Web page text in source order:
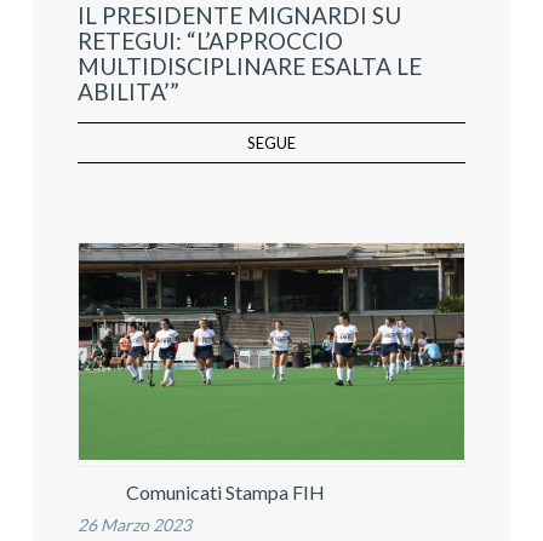
IL PRESIDENTE MIGNARDI SU
RETEGUI: “L’APPROCCIO
MULTIDISCIPLINARE ESALTA LE
ABILITA’”
SEGUE
Comunicati Stampa FIH
26 Marzo 2023